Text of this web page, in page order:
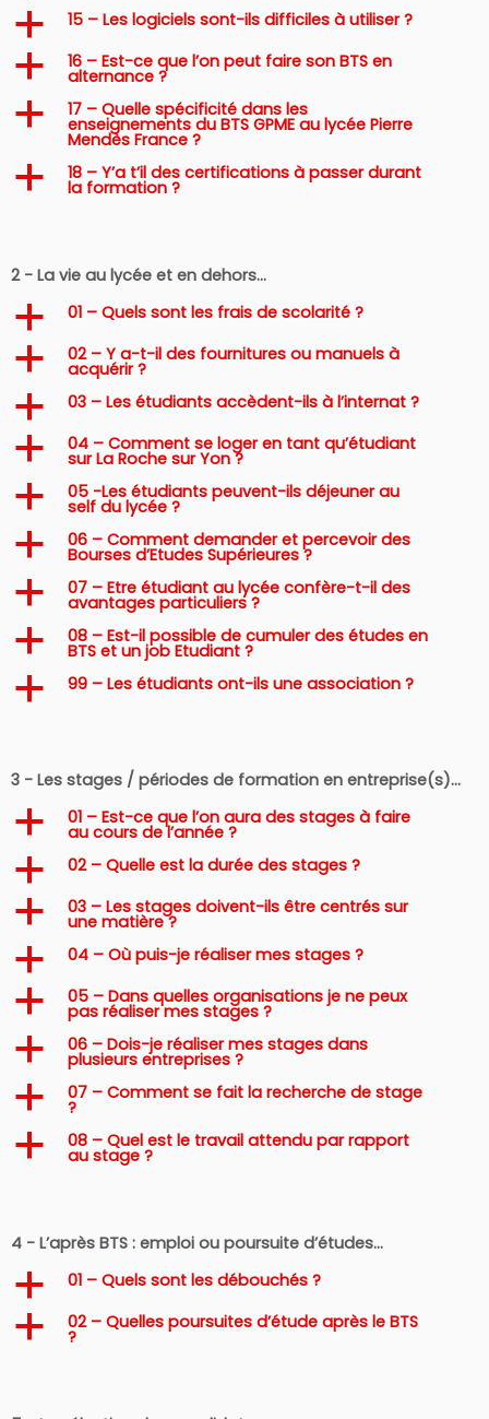
a 15 – Les logiciels sont-ils difficiles à utiliser ?
a 16 – Est-ce que l’on peut faire son BTS en
alternance ?
a 17 – Quelle spécificité dans les
enseignements du BTS GPME au lycée Pierre
Mendès France ?
a 18 – Y’a t’il des certifications à passer durant
la formation ?
2 - La vie au lycée et en dehors…
a 01 – Quels sont les frais de scolarité ?
a 02 – Y a-t-il des fournitures ou manuels à
acquérir ?
a 03 – Les étudiants accèdent-ils à l’internat ?
a 04 – Comment se loger en tant qu’étudiant
sur La Roche sur Yon ?
a 05 -Les étudiants peuvent-ils déjeuner au
self du lycée ?
a 06 – Comment demander et percevoir des
Bourses d’Etudes Supérieures ?
a 07 – Etre étudiant au lycée confère-t-il des
avantages particuliers ?
a 08 – Est-il possible de cumuler des études en
BTS et un job Etudiant ?
a 99 – Les étudiants ont-ils une association ?
3 - Les stages / périodes de formation en entreprise(s)…
a 01 – Est-ce que l’on aura des stages à faire
au cours de l’année ?
a 02 – Quelle est la durée des stages ?
a 03 – Les stages doivent-ils être centrés sur
une matière ?
a 04 – Où puis-je réaliser mes stages ?
a 05 – Dans quelles organisations je ne peux
pas réaliser mes stages ?
a 06 – Dois-je réaliser mes stages dans
plusieurs entreprises ?
a 07 – Comment se fait la recherche de stage
?
a 08 – Quel est le travail attendu par rapport
au stage ?
4 - L’après BTS : emploi ou poursuite d’études…
a 01 – Quels sont les débouchés ?
a 02 – Quelles poursuites d’étude après le BTS
?